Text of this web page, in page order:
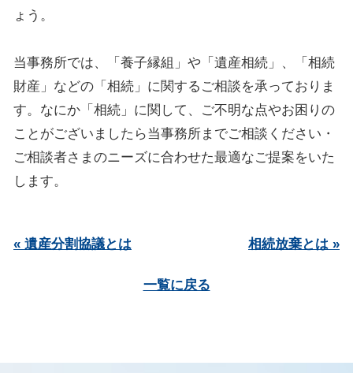
ょう。
当事務所では、「養子縁組」や「遺産相続」、「相続
財産」などの「相続」に関するご相談を承っておりま
す。なにか「相続」に関して、ご不明な点やお困りの
ことがございましたら当事務所までご相談ください・
ご相談者さまのニーズに合わせた最適なご提案をいた
します。
« 遺産分割協議とは 相続放棄とは »
一覧に戻る